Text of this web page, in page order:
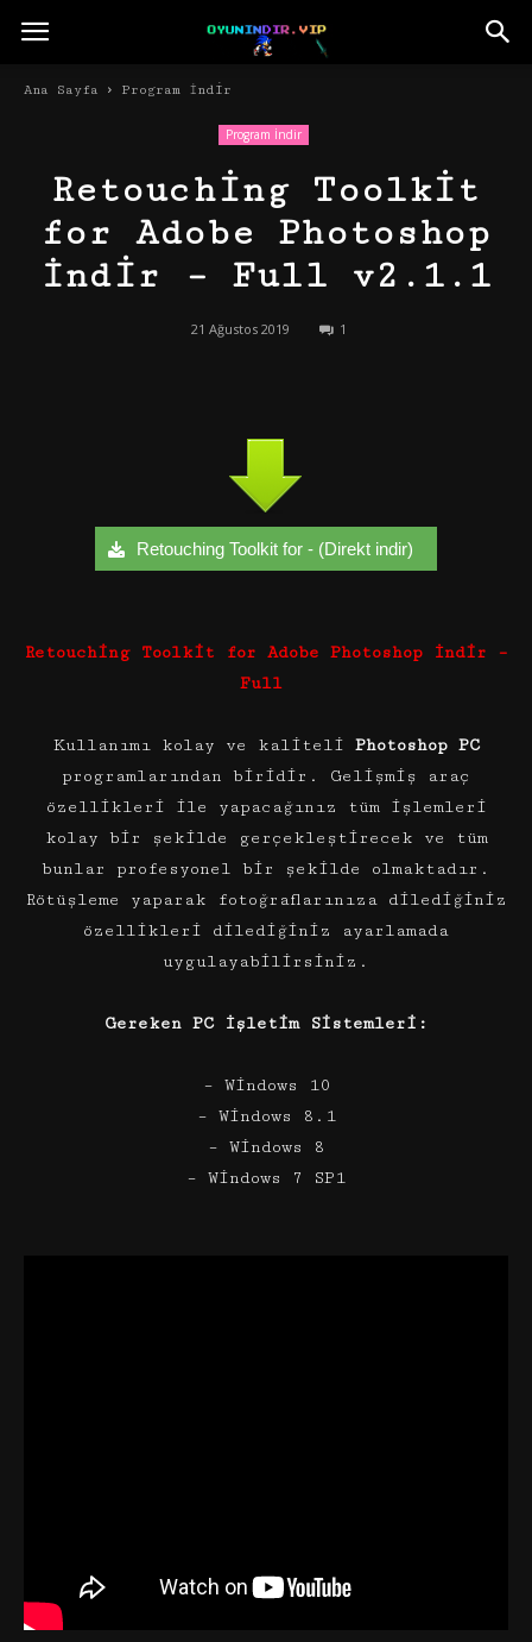
Ana Sayfa Program İndir
Program İndir
Retouching Toolkit
for Adobe Photoshop
İndir – Full v2.1.1
21 Ağustos 2019 1
Retouching Toolkit for - (Direkt indir)
Retouching Toolkit for Adobe Photoshop İndir –
Full
Kullanımı kolay ve kaliteli Photoshop PC
programlarından biridir. Gelişmiş araç
özellikleri ile yapacağınız tüm işlemleri
kolay bir şekilde gerçekleştirecek ve tüm
bunlar profesyonel bir şekilde olmaktadır.
Rötüşleme yaparak fotoğraflarınıza dilediğiniz
özellikleri dilediğiniz ayarlamada
uygulayabilirsiniz.
Gereken PC İşletim Sistemleri:
– Windows 10
– Windows 8.1
– Windows 8
– Windows 7 SP1